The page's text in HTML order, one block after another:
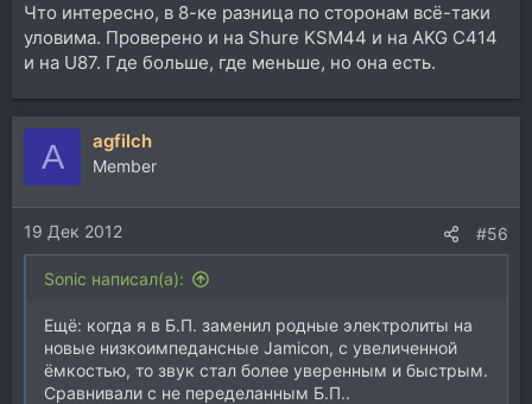
Что интересно, в 8-ке разница по сторонам всё-таки
уловима. Проверено и на Shure KSM44 и на AKG C414
и на U87. Где больше, где меньше, но она есть.
A agfilch
Member
19 Дек 2012 #56
Sonic написал(а):
Ещё: когда я в Б.П. заменил родные электролиты на
новые низкоимпедансные Jamicon, с увеличенной
ёмкостью, то звук стал более уверенным и быстрым.
Сравнивали с не переделанным Б.П..